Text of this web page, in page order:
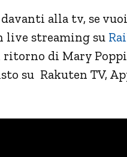
alla tv, se
live streaming su
di Mary
su Rakuten TV,